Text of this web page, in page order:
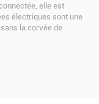
elle est
électriques sont une
la corvée de